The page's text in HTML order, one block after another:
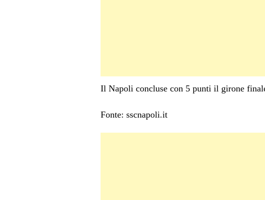
Il Napoli concluse con 5 punti il girone
Fonte: sscnapoli.it